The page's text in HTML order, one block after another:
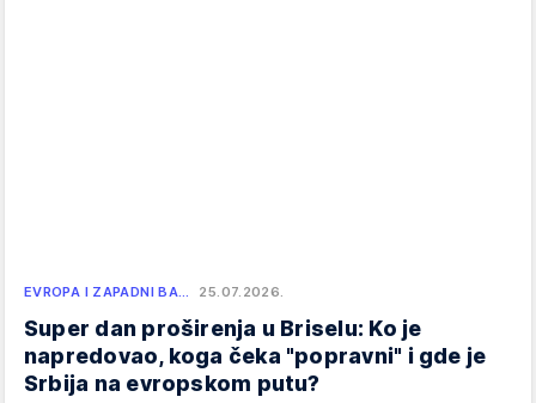
EVROPA I ZAPADNI BA… 25.07.2026.
Super dan proširenja u Briselu: Ko je
napredovao, koga čeka "popravni" i gde je
Srbija na evropskom putu?